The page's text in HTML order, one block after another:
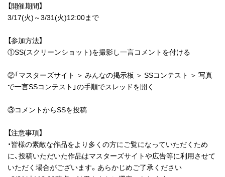
【開催期間】
3/17(火)～3/31(火)12:00まで
【参加方法】
①SS(スクリーンショット)を撮影し一言コメントを付ける
②「マスターズサイト ＞ みんなの掲示板 ＞ SSコンテスト ＞ 写真
で一言SSコンテスト」の手順でスレッドを開く
③コメントからSSを投稿
【注意事項】
・皆様の素敵な作品をより多くの方にご覧になっていただくため
に、投稿いただいた作品はマスターズサイトや広告等に利用させて
いただく場合がございます。あらかじめご了承ください